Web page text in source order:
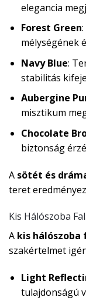
elegancia
Forest Green
mélységének
Navy Blue:
stabilitás
Aubergine
misztikum
Chocolate
biztonság
A sötét és
teret
Kis Hálószoba
A kis hálószoba
szakértelmet
Light
tulajdonságú